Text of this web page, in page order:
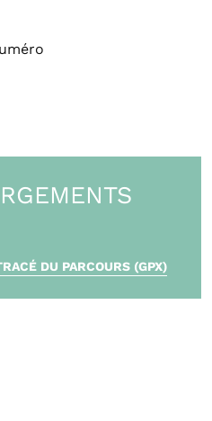
DU PARCOURS (GPX)